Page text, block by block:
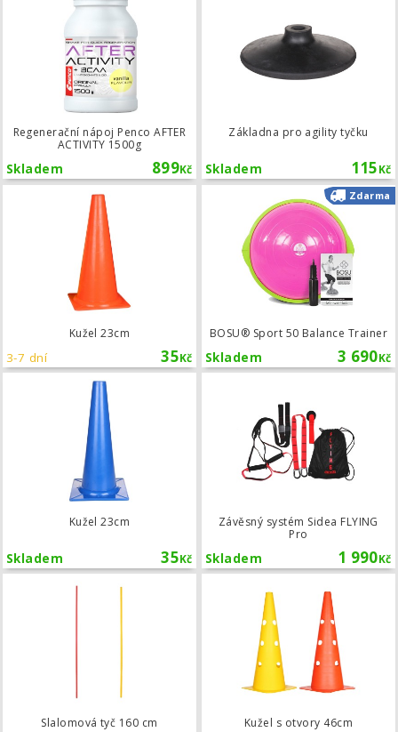
Regenerační nápoj Penco AFTER
ACTIVITY 1500g
899Kč
Skladem
Základna pro agility tyčku
115Kč
Skladem
Kužel 23cm
35Kč
3-7 dní
BOSU® Sport 50 Balance Trainer
3 690Kč
Skladem
Zdarma
Kužel 23cm
35Kč
Skladem
Závěsný systém Sidea FLYING
Pro
1 990Kč
Skladem
Slalomová tyč 160 cm Kužel s otvory 46cm